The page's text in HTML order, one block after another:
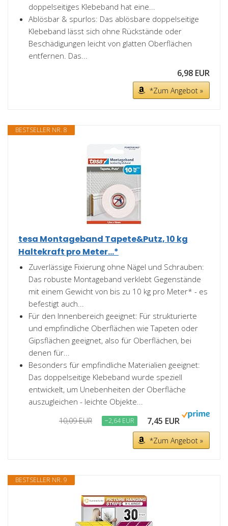
doppelseitiges Klebeband hat eine...
Ablösbar & spurlos: Das ablösbare doppelseitige
Klebeband lässt sich ohne Rückstände oder
Beschädigungen leicht von glatten Oberflächen
entfernen. Das...
6,98 EUR
*Zum Angebot »
BESTSELLER NR. 8
tesa Montageband Tapete&Putz, 10 kg
Haltekraft pro Meter...*
Zuverlässige Fixierung ohne Nägel und Schrauben:
Das robuste Montageband verklebt Gegenstände
mit einem Gewicht von bis zu 10 kg pro Meter* - es
befestigt auch...
Für den Innenbereich geeignet: Für strukturierte
und empfindliche Oberflächen wie Tapeten oder
Gipsflächen geeignet, also für Oberflächen, bei
denen für...
Besonders für empfindliche Materialien geeignet:
Das doppelseitige Klebeband wurde speziell
entwickelt, um Unebenheiten der Oberfläche
auszugleichen - leichte Objekte...
10,09 EUR −2,64 EUR 7,45 EUR
*Zum Angebot »
BESTSELLER NR. 9